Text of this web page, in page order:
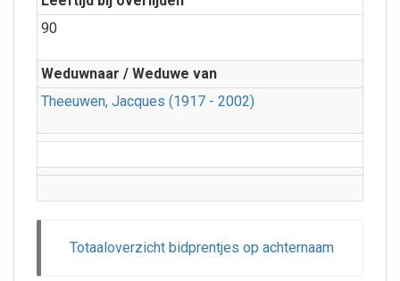
90
Weduwnaar / Weduwe van
Theeuwen, Jacques (1917 - 2002)
Totaaloverzicht bidprentjes op achternaam